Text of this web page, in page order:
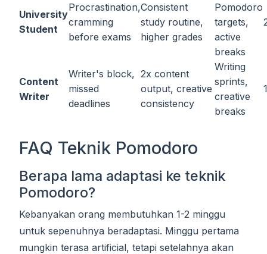
University
Student
Procrastination,
cramming
before exams
Consistent
study routine,
higher grades
Pomodoro
targets,
active
breaks
Content
Writer
Writer's block,
missed
deadlines
2x content
output, creative
consistency
Writing
sprints,
creative
breaks
FAQ Teknik Pomodoro
Berapa lama adaptasi ke teknik
Pomodoro?
Kebanyakan orang membutuhkan 1-2 minggu
untuk sepenuhnya beradaptasi. Minggu pertama
mungkin terasa artificial, tetapi setelahnya akan